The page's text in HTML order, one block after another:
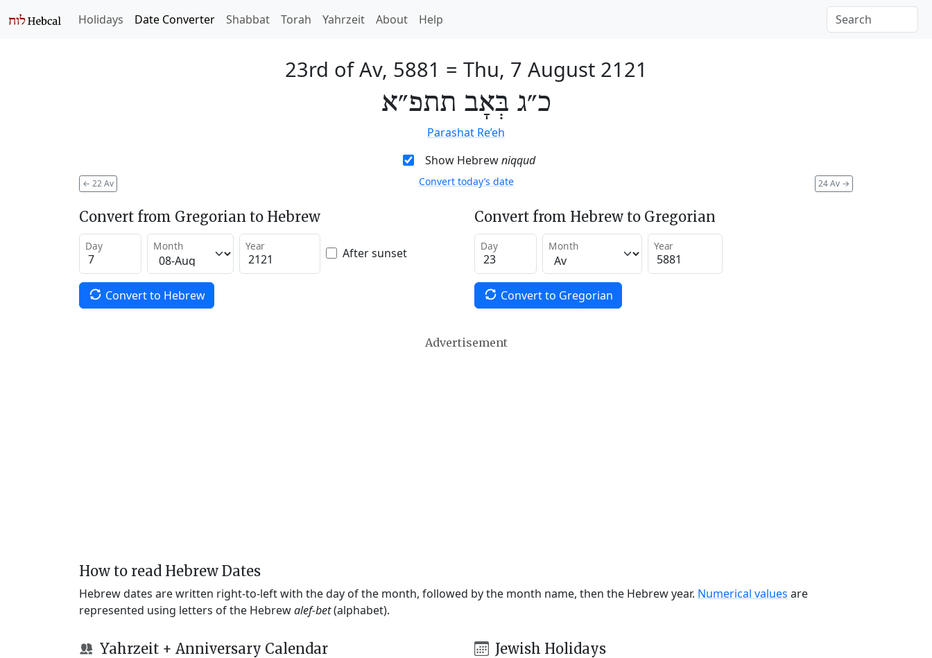
Holidays Date Converter Shabbat Torah Yahrzeit About Help
23rd of Av, 5881 = Thu, 7 August 2121
כ״ג בְּאָב תתפ״א
Parashat Re’eh
Show Hebrewniqqud
← 22 Av 24 Av →
Convert today’s date
Convert from Gregorian to Hebrew
Day Month Year After sunset
Convert to Hebrew
Convert from Hebrew to Gregorian
Day Month Year
Convert to Gregorian
Advertisement
How to read Hebrew Dates
Hebrew dates are written right-to-left with the day of the month, followed by the month name, then the Hebrew year. Numerical values are
represented using letters of the Hebrewalef-bet(alphabet).
Yahrzeit + Anniversary Calendar Jewish Holidays